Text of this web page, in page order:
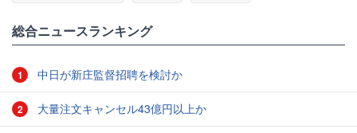
総合ニュースランキング
1 中日が新庄監督招聘を検討か
2 大量注文キャンセル43億円以上か